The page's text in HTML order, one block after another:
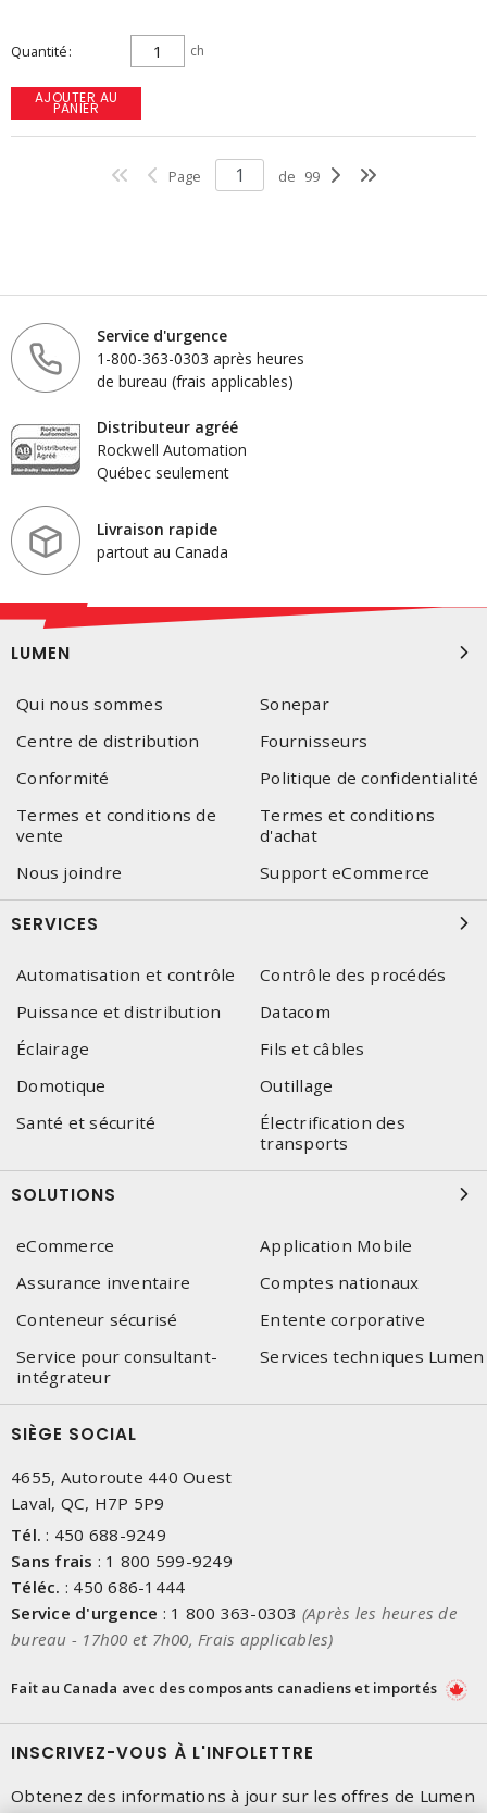
Quantité ch
AJOUTER AU
PANIER
Page de 99
Service d'urgence
1-800-363-0303 après heures
de bureau (frais applicables)
Distributeur agréé
Rockwell Automation
Québec seulement
Livraison rapide
partout au Canada
LUMEN
Qui nous sommes
Sonepar
Centre de distribution
Fournisseurs
Conformité
Politique de confidentialité
Termes et conditions de
vente
Termes et conditions
d'achat
Nous joindre
Support eCommerce
SERVICES
Automatisation et contrôle
Contrôle des procédés
Puissance et distribution
Datacom
Éclairage
Fils et câbles
Domotique
Outillage
Santé et sécurité
Électrification des
transports
SOLUTIONS
eCommerce
Application Mobile
Assurance inventaire
Comptes nationaux
Conteneur sécurisé
Entente corporative
Service pour consultant-
intégrateur
Services techniques Lumen
SIÈGE SOCIAL
4655, Autoroute 440 Ouest
Laval, QC, H7P 5P9
Tél. : 450 688-9249
Sans frais : 1 800 599-9249
Téléc. : 450 686-1444
Service d'urgence : 1 800 363-0303 (Après les heures de
bureau - 17h00 et 7h00, Frais applicables)
Fait au Canada avec des composants canadiens et importés
INSCRIVEZ-VOUS À L'INFOLETTRE
Obtenez des informations à jour sur les offres de Lumen